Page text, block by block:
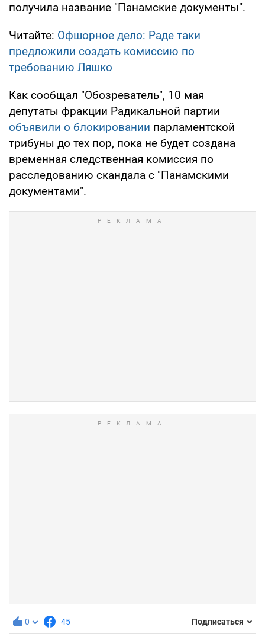
получила название "Панамские документы".
Читайте: Офшорное дело: Раде таки
предложили создать комиссию по
требованию Ляшко
Как сообщал "Обозреватель", 10 мая
депутаты фракции Радикальной партии
объявили о блокировании парламентской
трибуны до тех пор, пока не будет создана
временная следственная комиссия по
расследованию скандала с "Панамскими
документами".
0 45 Подписаться